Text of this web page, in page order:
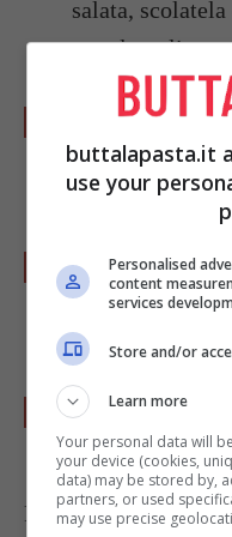
salata,
un telo pulito.
Mettete la
forno,
asparagie i
Completate
parmigiano
di burro.
Passate sotto
subito.
Foto diChiara
buttalapasta.it
use your
Personalised
content
services
Store and/or
Learn more
Your personal data will
your device (cookies,
data) may be stored by,
partners, or used
may use precise